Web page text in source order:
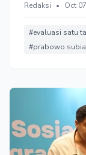
off politik
jadi pertaruhan.
Redaksi • Oct
#evaluasi satu
#prabowo